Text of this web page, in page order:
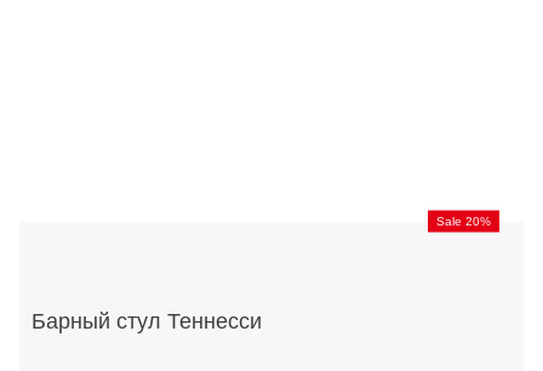
Sale 20%
Барный стул Теннесси